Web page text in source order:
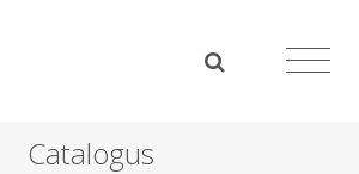
Catalogus